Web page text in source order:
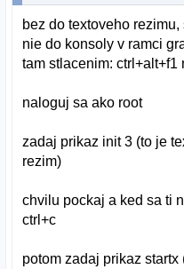
bez do textoveho
nie do konsoly v ramci
tam stlacenim: ctrl+alt+f1
naloguj sa ako root
zadaj prikaz init 3 (to je
rezim)
chvilu pockaj a ked sa ti
ctrl+c
potom zadaj prikaz